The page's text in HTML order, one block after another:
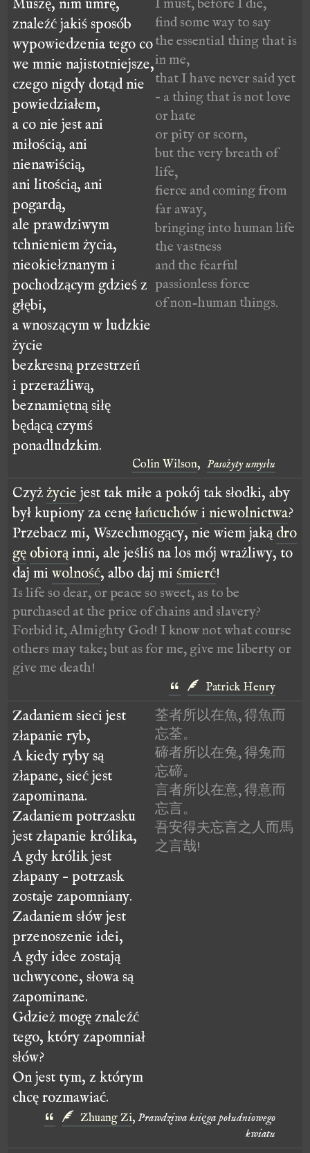
Muszę, nim umrę,
znaleźć jakiś sposób
wypowiedzenia tego co
we mnie najistotniejsze,
czego nigdy dotąd nie
powiedziałem,
a co nie jest ani
miłością, ani
nienawiścią,
ani litością, ani
pogardą,
ale prawdziwym
tchnieniem życia,
nieokiełznanym i
pochodzącym gdzieś z
głębi,
a wnoszącym w ludzkie
życie
bezkresną przestrzeń
i przeraźliwą,
beznamiętną siłę
będącą czymś
ponadludzkim.
I must, before I die,
find some way to say
the essential thing that is
in me,
that I have never said yet
– a thing that is not love
or hate
or pity or scorn,
but the very breath of
life,
fierce and coming from
far away,
bringing into human life
the vastness
and the fearful
passionless force
of non-human things.
Colin Wilson, Pasożyty umysłu
Czyżżycie jest tak miłe a pokój tak słodki, aby
był kupiony za cenęłańcuchówi niewolnictwa?
Przebacz mi, Wszechmogący, nie wiem jaką dro
gę obiorąinni, ale jeśliś na los mój wrażliwy, to
daj mi wolność, albo daj mi śmierć!
Is life so dear, or peace so sweet, as to be
purchased at the price of chains and slavery?
Forbid it, Almighty God! I know not what course
others may take; but as for me, give me liberty or
give me death!
Patrick Henry
Zadaniem sieci jest
złapanie ryb,
A kiedy ryby są
złapane, sieć jest
zapominana.
Zadaniem potrzasku
jest złapanie królika,
A gdy królik jest
złapany – potrzask
zostaje zapomniany.
Zadaniem słów jest
przenoszenie idei,
A gdy idee zostają
uchwycone, słowa są
zapominane.
Gdzież mogę znaleźć
tego, który zapomniał
słów?
On jest tym, z którym
chcę rozmawiać.
荃者所以在魚, 得魚而
忘荃。
碲者所以在兔, 得兔而
忘碲。
言者所以在意, 得意而
忘言。
吾安得夫忘言之人而馬
之言哉!
Zhuang Zi,Prawdziwa księga południowego
kwiatu